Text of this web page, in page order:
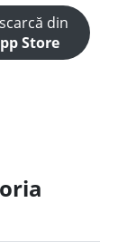
din
Store